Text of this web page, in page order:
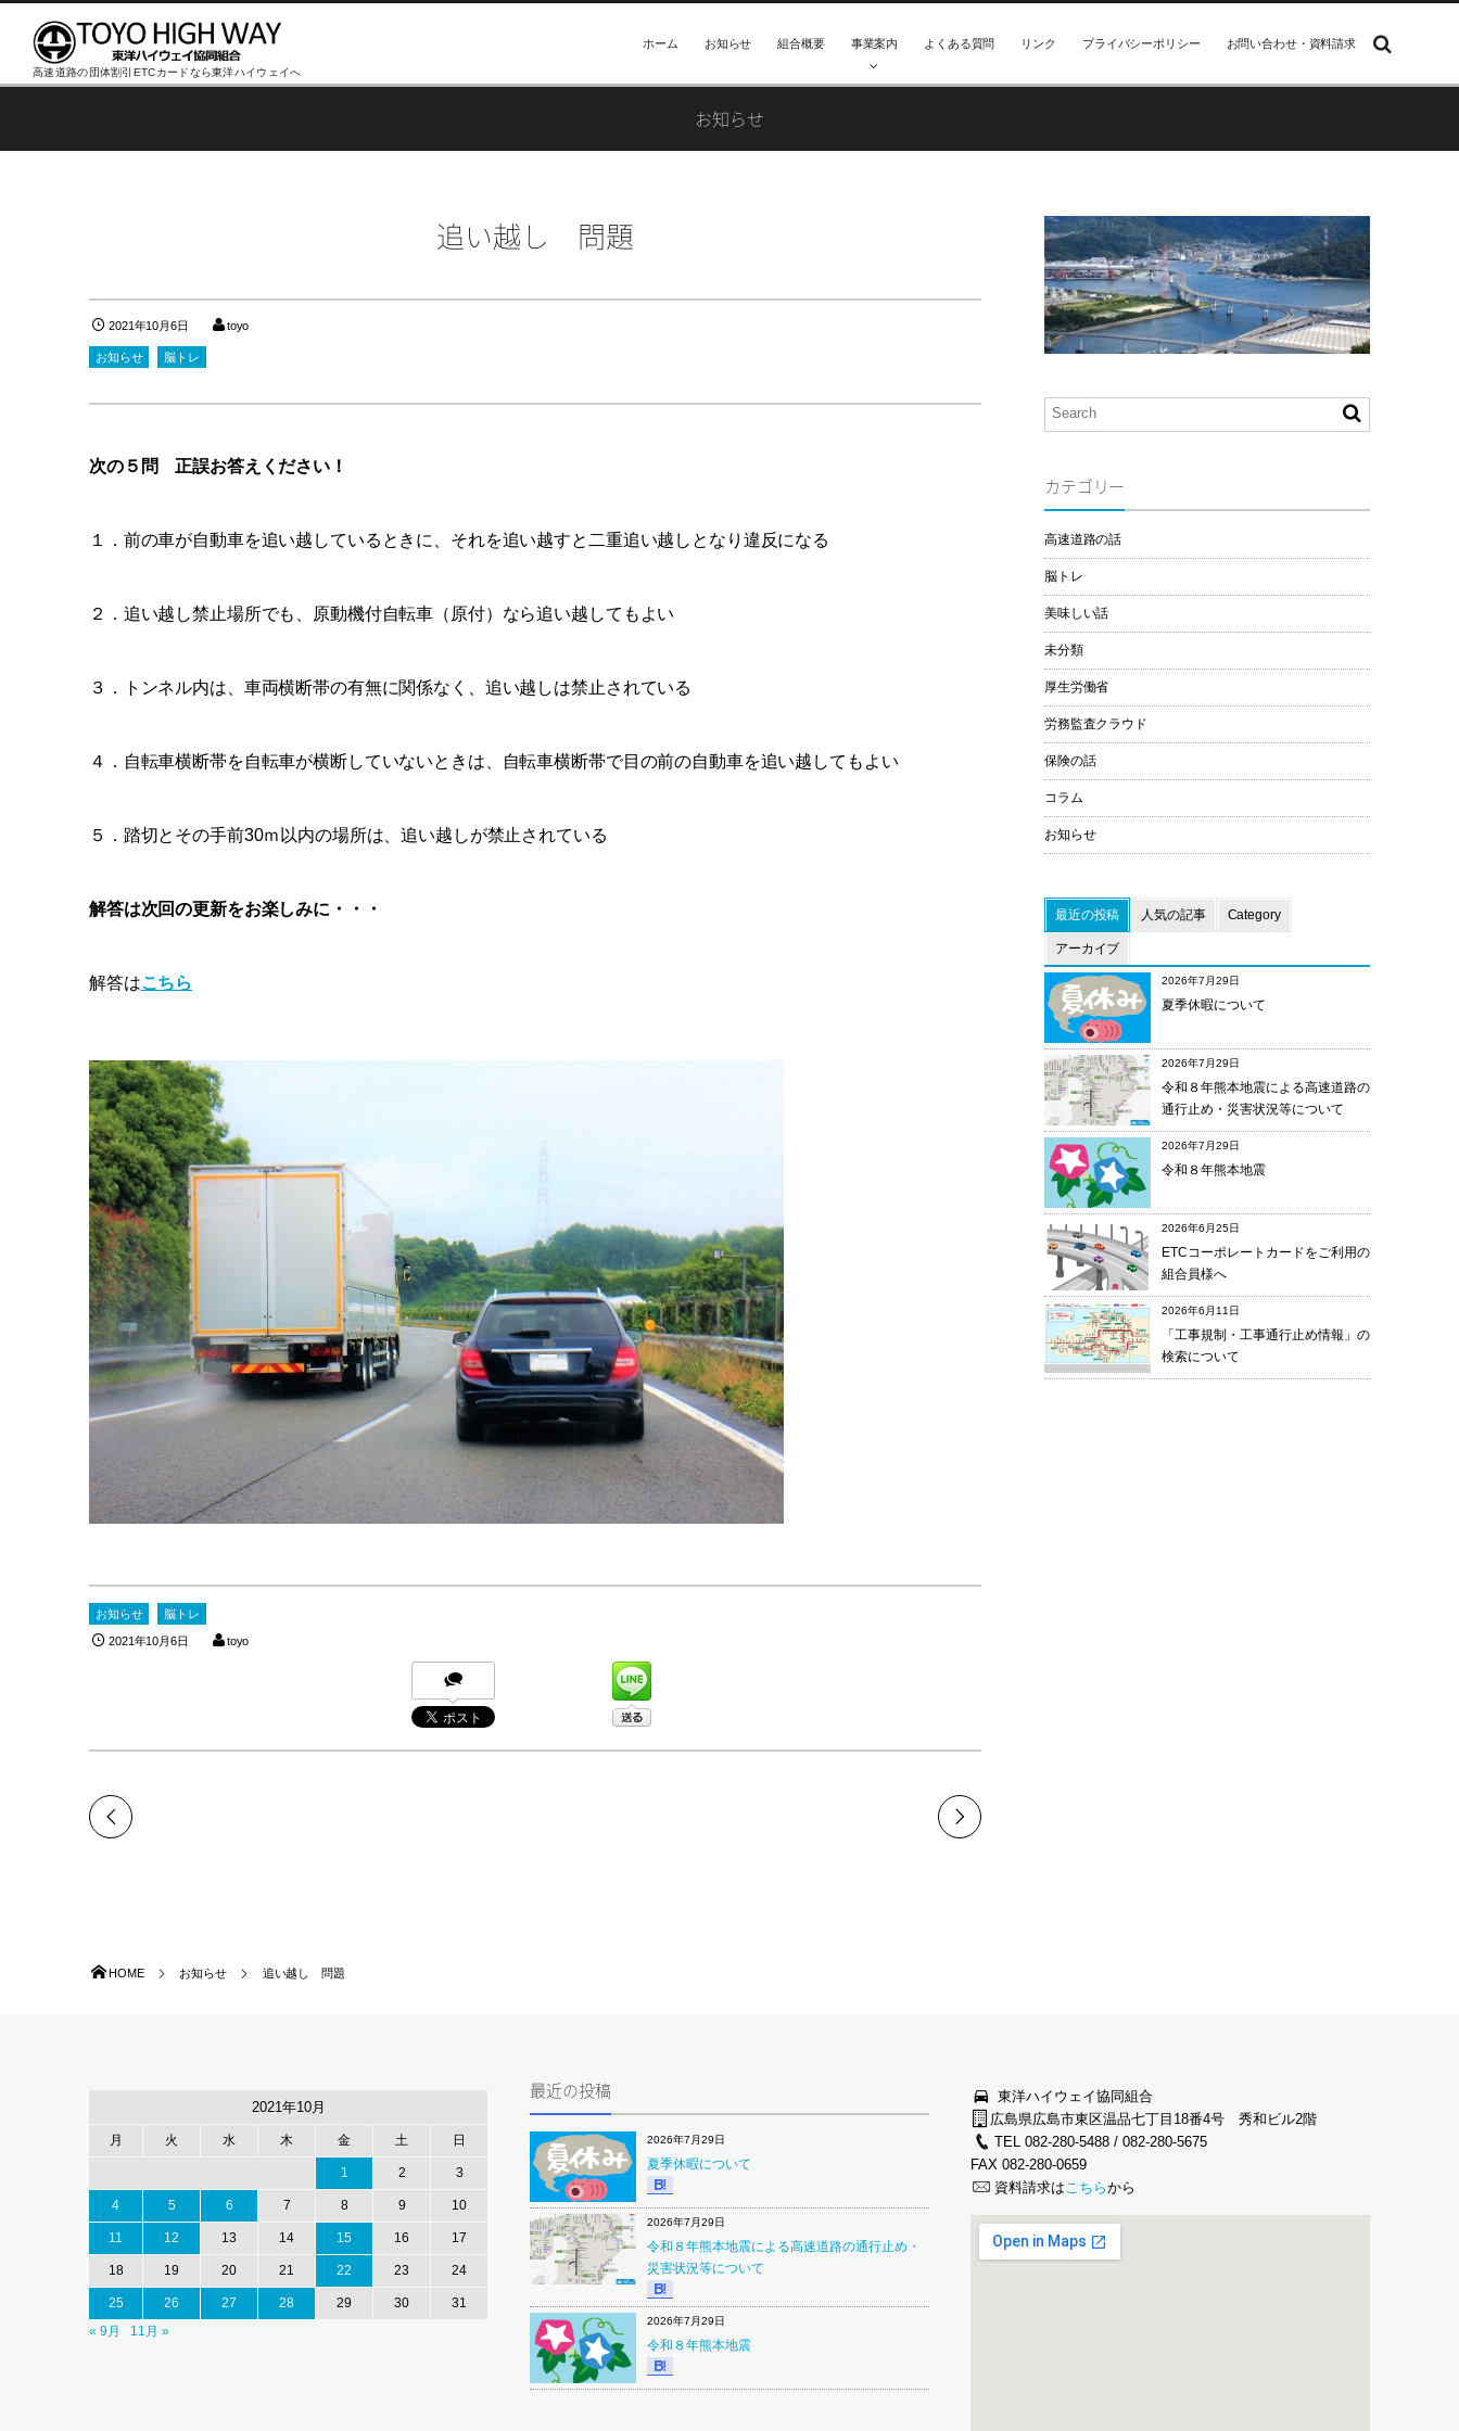
高速道路の団体割引ETCカードなら東洋ハイウェイへ
ホーム お知らせ 組合概要 事業案内 よくある質問 リンク プライバシーポリシー お問い合わせ・資料請求
お知らせ
追い越し 問題
2021年10月6日 toyo
お知らせ 脳トレ
次の５問 正誤お答えください！
１．前の車が自動車を追い越しているときに、それを追い越すと二重追い越しとなり違反になる
２．追い越し禁止場所でも、原動機付自転車（原付）なら追い越してもよい
３．トンネル内は、車両横断帯の有無に関係なく、追い越しは禁止されている
４．自転車横断帯を自転車が横断していないときは、自転車横断帯で目の前の自動車を追い越してもよい
５．踏切とその手前30ｍ以内の場所は、追い越しが禁止されている
解答は次回の更新をお楽しみに・・・
解答はこちら
お知らせ 脳トレ
2021年10月6日 toyo
カテゴリー
高速道路の話
脳トレ
美味しい話
未分類
厚生労働省
労務監査クラウド
保険の話
コラム
お知らせ
最近の投稿 人気の記事 Category
アーカイブ
2026年7月29日
夏季休暇について
2026年7月29日
令和８年熊本地震による高速道路の
通行止め・災害状況等について
2026年7月29日
令和８年熊本地震
2026年6月25日
ETCコーポレートカードをご利用の
組合員様へ
2026年6月11日
「工事規制・工事通行止め情報」の
検索について
HOME お知らせ 追い越し 問題
2021年10月
月 火 水 木 金 土 日
1 2 3
4 5 6 7 8 9 10
11 12 13 14 15 16 17
18 19 20 21 22 23 24
25 26 27 28 29 30
31
« 9月
11月 »
最近の投稿
2026年7月29日
夏季休暇について
2026年7月29日
令和８年熊本地震による高速道路の通行止め・
災害状況等について
2026年7月29日
令和８年熊本地震
東洋ハイウェイ協同組合
広島県広島市東区温品七丁目18番4号 秀和ビル2階
TEL 082-280-5488 / 082-280-5675
FAX 082-280-0659
資料請求はこちらから